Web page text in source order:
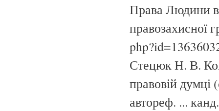
Права Людини в
правозахисної
Стецюк Н. В.
правовій
автореф. ...